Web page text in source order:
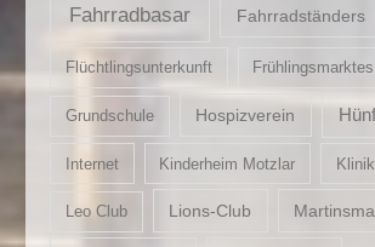
Fahrradbasar Fahrradständers
Flüchtlingsunterkunft Frühlingsmarktes
Grundschule Hospizverein
Internet Kinderheim Motzlar
Leo Club Lions-Club